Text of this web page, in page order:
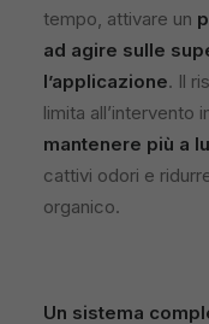
tempo, attivare un
ad agire sulle
l’applicazione. Il
limita all’intervento
mantenere più a
cattivi odori e
organico.
Un sistema